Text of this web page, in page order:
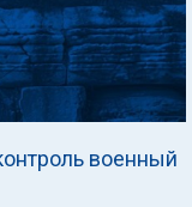
военный